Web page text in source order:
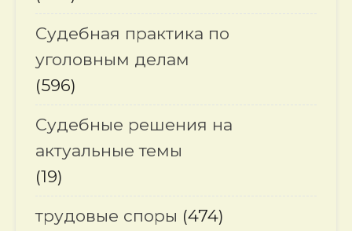
Судебная практика по
уголовным делам
(596)
Судебные решения на
актуальные темы
(19)
трудовые споры (474)